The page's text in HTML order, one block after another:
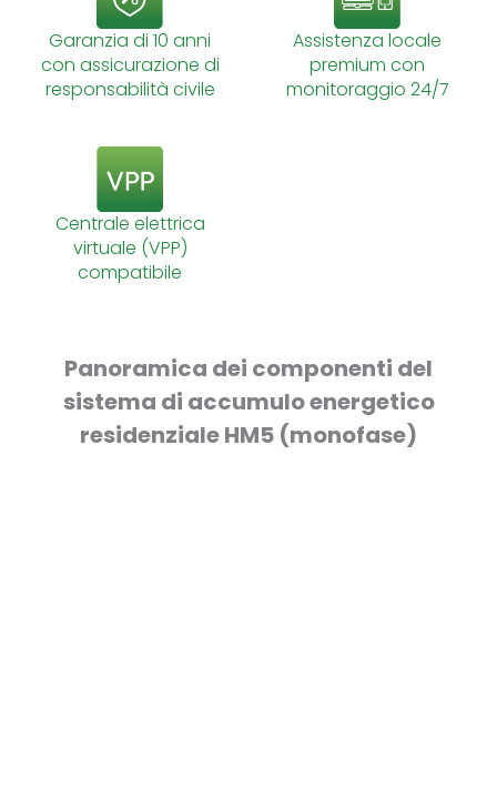
Garanzia di 10 anni
con assicurazione di
responsabilità civile
Assistenza locale
premium con
monitoraggio 24/7
Centrale elettrica
virtuale (VPP)
compatibile
Panoramica dei componenti del
sistema di accumulo energetico
residenziale HM5 (monofase)